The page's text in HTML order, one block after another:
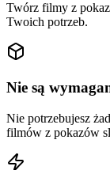
Twórz filmy z
Twoich potrzeb.
Nie są
Nie potrzebujesz
filmów z pokazów